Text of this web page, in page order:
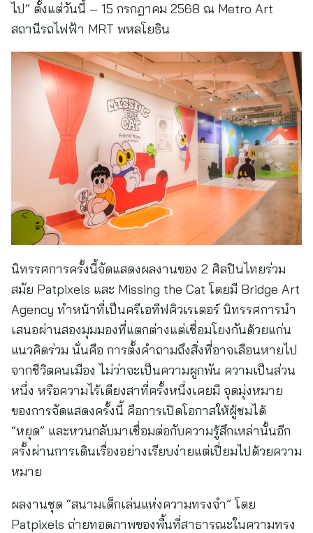
ไป” ตั้งแต่วันนี้ – 15 กรกฎาคม 2568 ณ Metro Art
สถานีรถไฟฟ้า MRT พหลโยธิน
นิทรรศการครั้งนี้จัดแสดงผลงานของ 2 ศิลปินไทยร่วม
สมัย Patpixels และ Missing the Cat โดยมี Bridge Art
Agency ทำหน้าที่เป็นครีเอทีฟคิวเรเตอร์ นิทรรศการนำ
เสนอผ่านสองมุมมองที่แตกต่างแต่เชื่อมโยงกันด้วยแก่น
แนวคิดร่วม นั่นคือ การตั้งคำถามถึงสิ่งที่อาจเลือนหายไป
จากชีวิตคนเมือง ไม่ว่าจะเป็นความผูกพัน ความเป็นส่วน
หนึ่ง หรือความไร้เดียงสาที่ครั้งหนึ่งเคยมี จุดมุ่งหมาย
ของการจัดแสดงครั้งนี้ คือการเปิดโอกาสให้ผู้ชมได้
“หยุด” และหวนกลับมาเชื่อมต่อกับความรู้สึกเหล่านั้นอีก
ครั้งผ่านการเดินเรื่องอย่างเรียบง่ายแต่เปี่ยมไปด้วยความ
หมาย
ผลงานชุด “สนามเด็กเล่นแห่งความทรงจำ” โดย
Patpixels ถ่ายทอดภาพของพื้นที่สาธารณะในความทรง